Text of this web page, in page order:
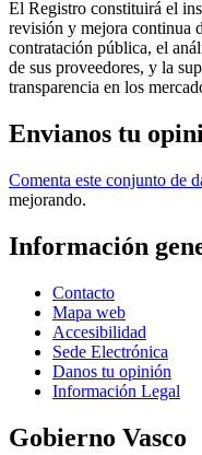
El Registro constituirá el
revisión y mejora continua
contratación pública, el
de sus proveedores, y la
transparencia en los
Envianos tu
Comenta este conjunto de
mejorando.
Información
Contacto
Mapa web
Accesibilidad
Sede Electrónica
Danos tu opinión
Información Legal
Gobierno Vasco